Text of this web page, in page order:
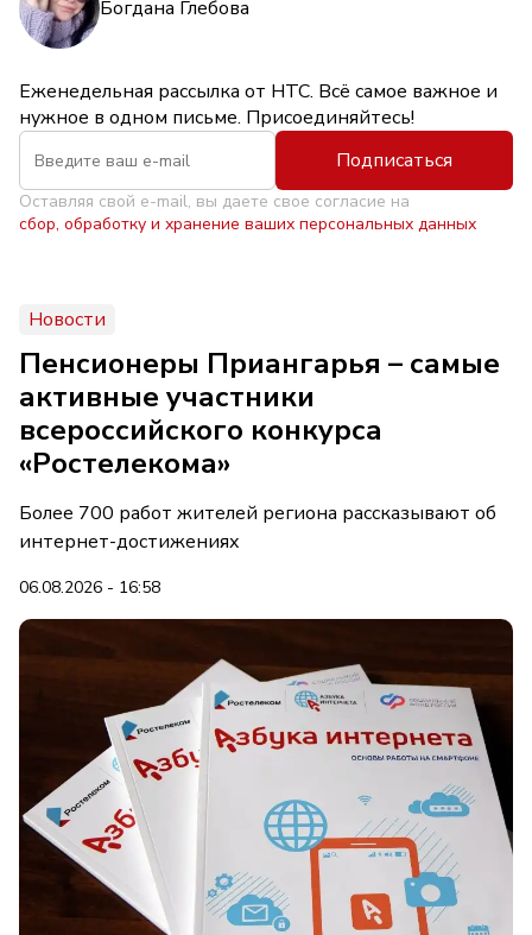
Богдана Глебова
Еженедельная рассылка от НТС. Всё самое важное и
нужное в одном письме. Присоединяйтесь!
Подписаться
Оставляя свой e-mail, вы даете свое согласие на
сбор, обработку и хранение ваших персональных данных
Новости
Пенсионеры Приангарья – самые
активные участники
всероссийского конкурса
«Ростелекома»
Более 700 работ жителей региона рассказывают об
интернет-достижениях
06.08.2026 - 16:58